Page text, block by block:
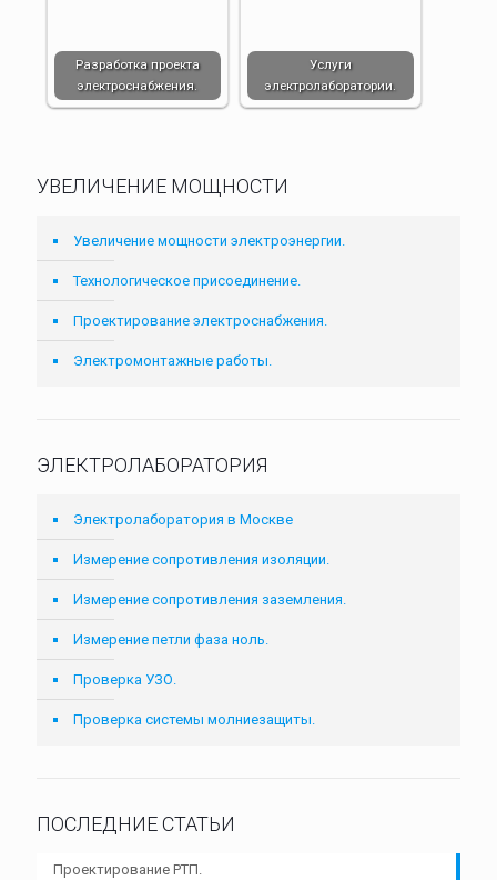
Разработка проекта
электроснабжения.
Услуги
электролаборатории.
УВЕЛИЧЕНИЕ МОЩНОСТИ
Увеличение мощности электроэнергии.
Технологическое присоединение.
Проектирование электроснабжения.
Электромонтажные работы.
ЭЛЕКТРОЛАБОРАТОРИЯ
Электролаборатория в Москве
Измерение сопротивления изоляции.
Измерение сопротивления заземления.
Измерение петли фаза ноль.
Проверка УЗО.
Проверка системы молниезащиты.
ПОСЛЕДНИЕ СТАТЬИ
Проектирование РТП.